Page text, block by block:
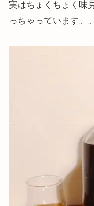
実はちょくちょく味
っちゃっています。